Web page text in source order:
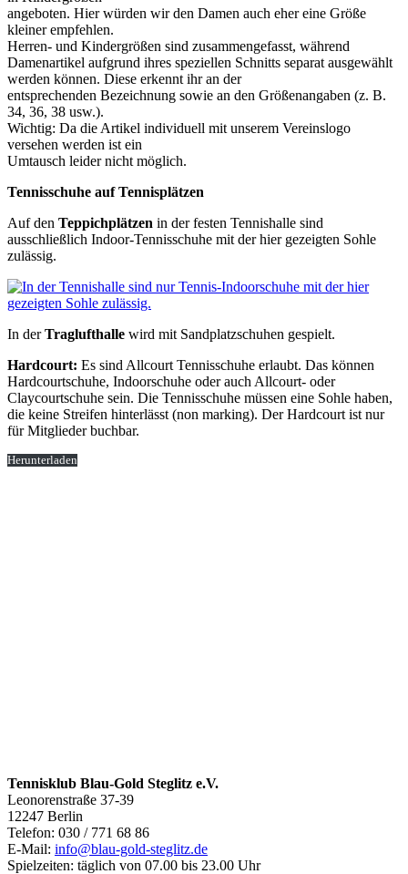
angeboten. Hier würden wir den Damen auch eher eine Größe
kleiner empfehlen.
Herren- und Kindergrößen sind zusammengefasst, während
Damenartikel aufgrund ihres speziellen Schnitts separat ausgewählt
werden können. Diese erkennt ihr an der
entsprechenden Bezeichnung sowie an den Größenangaben (z. B.
34, 36, 38 usw.).
Wichtig: Da die Artikel individuell mit unserem Vereinslogo
versehen werden ist ein
Umtausch leider nicht möglich.
Tennisschuhe auf Tennisplätzen
Auf den Teppichplätzen in der festen Tennishalle sind
ausschließlich Indoor-Tennisschuhe mit der hier gezeigten Sohle
zulässig.
In derTraglufthalle wird mit Sandplatzschuhen gespielt.
Hardcourt: Es sind Allcourt Tennisschuhe erlaubt. Das können
Hardcourtschuhe, Indoorschuhe oder auch Allcourt- oder
Claycourtschuhe sein. Die Tennisschuhe müssen eine Sohle haben,
die keine Streifen hinterlässt (non marking). Der Hardcourt ist nur
für Mitglieder buchbar.
Herunterladen
Tennisklub Blau-Gold Steglitz e.V.
Leonorenstraße 37-39
12247 Berlin
Telefon: 030 / 771 68 86
E-Mail: info@blau-gold-steglitz.de
Spielzeiten: täglich von 07.00 bis 23.00 Uhr